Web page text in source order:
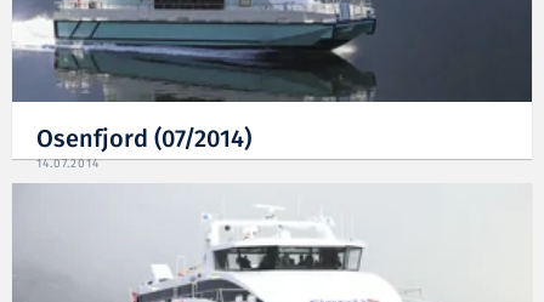
Osenfjord (07/2014)
14.07.2014